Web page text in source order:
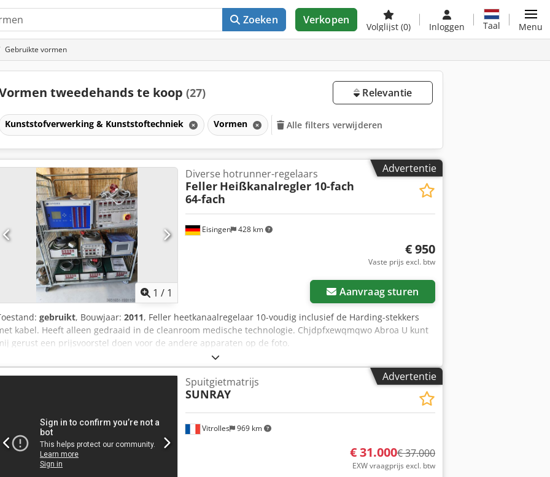
Zoeken Verkopen
Volglijst (0) Inloggen Taal Menu
Gebruikte vormen
tweedehands te koop (27) Relevantie
Kunststofverwerking & Kunststoftechniek Vormen Alle filters verwijderen
Advertentie
1 / 1
Eisingen 428 km
Diverse hotrunner-regelaars
Feller Heißkanalregler 10-fach
64-fach
€ 950
Vaste prijs excl. btw
Aanvraag sturen
gebruikt, Bouwjaar: 2011, Feller heetkanaalregelaar 10-voudig inclusief de Harding-stekkers
kabel. Heeft alleen gedraaid in de cleanroom medische technologie. Chjdpfxewqmqwo Abroa U kunt
gerust een prijsvoorstel doen voor de andere apparaten op de foto.
Advertentie
Vitrolles 969 km
Spuitgietmatrijs
SUNRAY
€ 31.000€ 37.000
EXW vraagprijs excl. btw